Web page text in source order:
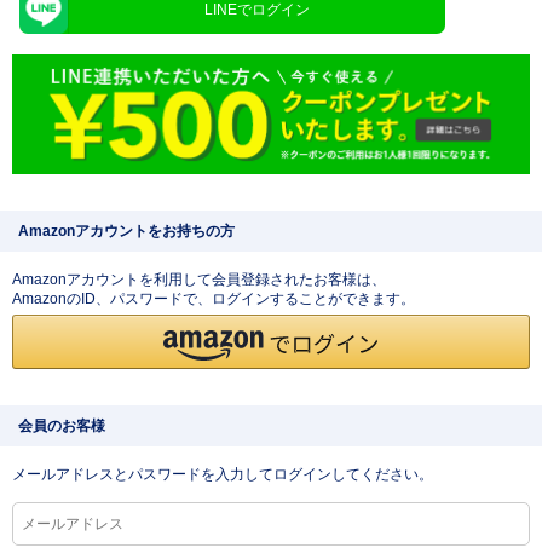
LINEでログイン
Amazonアカウントをお持ちの方
Amazonアカウントを利用して会員登録されたお客様は、
AmazonのID、パスワードで、ログインすることができます。
会員のお客様
メールアドレスとパスワードを入力してログインしてください。